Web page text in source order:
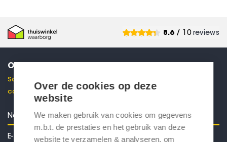
8.6/ 10 reviews
ONTVANG 10% KORTING
Schrijf je in voor onze nieuwsbrief en ontvang direct een
code voor 10% korting in je mailbox.
Over de cookies op deze
website
We maken gebruik van cookies om gegevens
m.b.t. de prestaties en het gebruik van deze
website te verzamelen & analyseren, om